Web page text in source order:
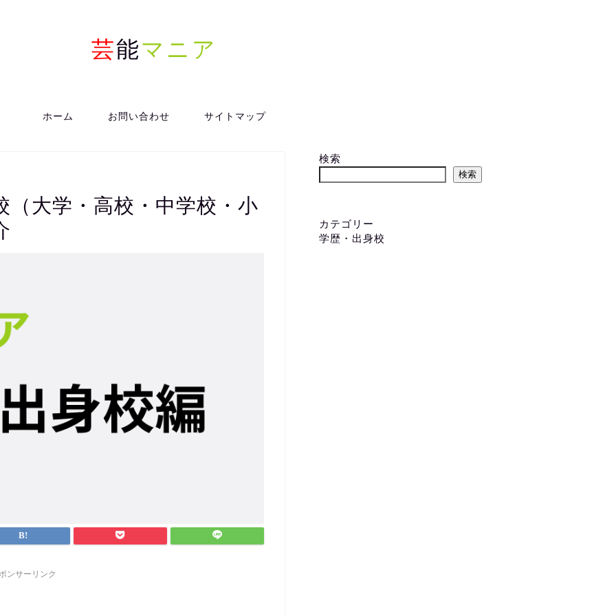
芸能マニア
ホーム お問い合わせ サイトマップ
（大学・高校・中学校・小
ンサーリンク
検索
検索
カテゴリー
学歴・出身校